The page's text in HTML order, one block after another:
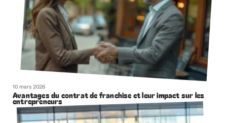
10 mars 2026
Avantages du contrat de franchise et leur impact sur les
entrepreneurs